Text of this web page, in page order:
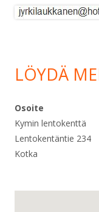
LÖYDÄ
Osoite
Kymin lentokenttä
Lentokentäntie 234
Kotka